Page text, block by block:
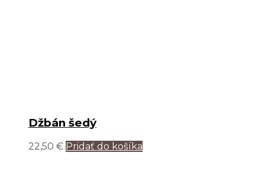
Džbán šedý
22,50 € Pridať do košíka